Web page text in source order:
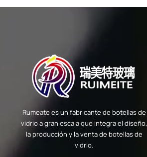
Rumeate es un fabricante de botellas de
vidrio a gran escala que integra el diseño,
la producción y la venta de botellas de
vidrio.